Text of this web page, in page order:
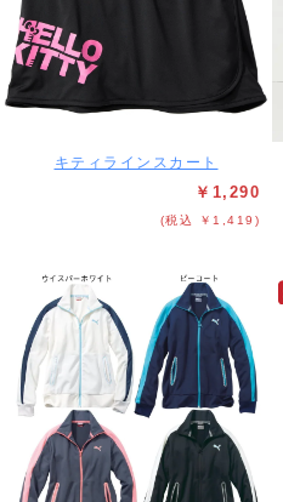
キティラインスカート
￥1,290
(税込 ￥1,419)